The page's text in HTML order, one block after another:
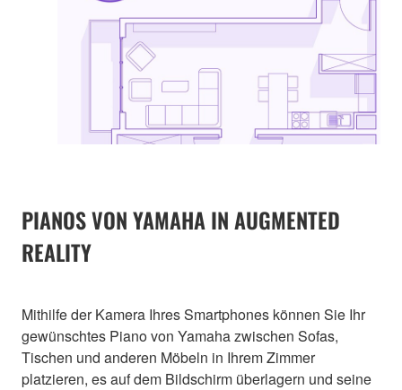
PIANOS VON YAMAHA IN AUGMENTED
REALITY
Mithilfe der Kamera Ihres Smartphones können Sie Ihr
gewünschtes Piano von Yamaha zwischen Sofas,
Tischen und anderen Möbeln in Ihrem Zimmer
platzieren, es auf dem Bildschirm überlagern und seine